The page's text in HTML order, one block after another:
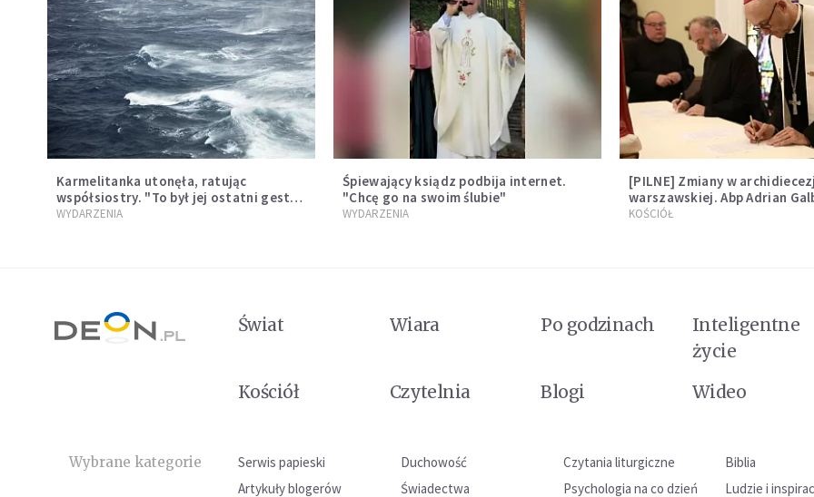
Karmelitanka utonęła, ratując
współsiostry. "To był jej ostatni gest
miłości"
WYDARZENIA
Śpiewający ksiądz podbija internet.
"Chcę go na swoim ślubie"
WYDARZENIA
[PILNE] Zmiany w
warszawskiej. Abp Adrian
wręczył dekrety nowym
KOŚCIÓŁ
Świat Wiara Po godzinach
Inteligentne
życie
Kościół
Czytelnia Blogi Wideo
Wybrane kategorie Serwis papieski Duchowość Czytania liturgiczne
Biblia
Artykuły blogerów
Świadectwa Psychologia na co dzień Ludzie i